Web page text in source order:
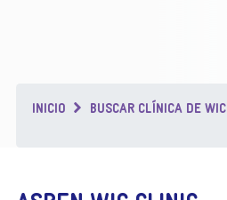
Breadcrumb
INICIO BUSCAR CLÍNICA DE WIC